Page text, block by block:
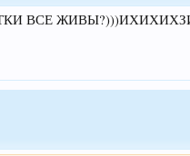
ВСЕ